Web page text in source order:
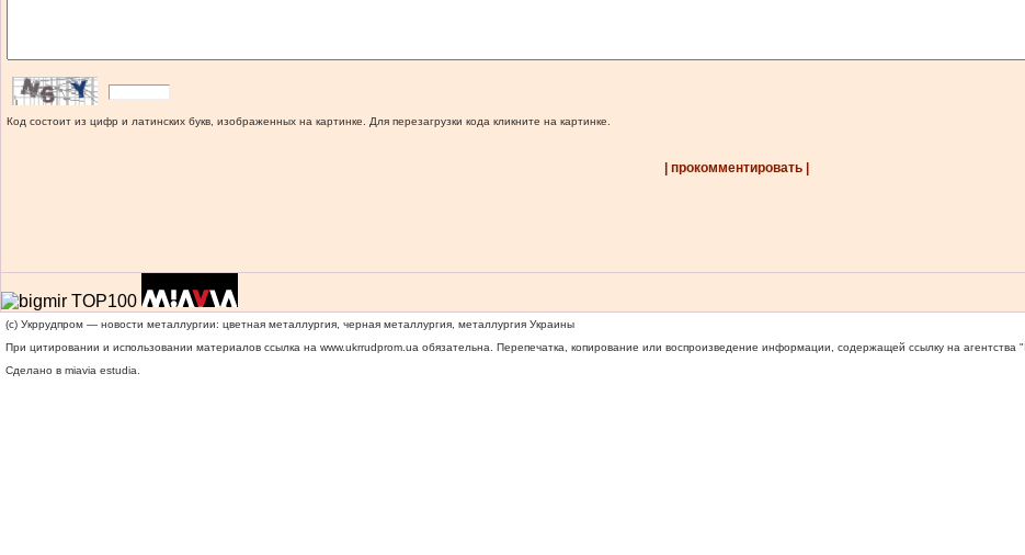
Код состоит из цифр и латинских букв, изображенных на картинке. Для перезагрузки кода кликните на картинке.
| прокомментировать |
(c) Укррудпром — новости металлургии: цветная металлургия, черная металлургия, металлургия Украины
При цитировании и использовании материалов ссылка на www.ukrrudprom.ua обязательна. Перепечатка, копирование или воспроизведение информации, содержащей ссылку на агентства
Сделано в miavia estudia.